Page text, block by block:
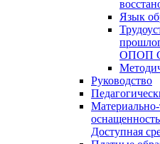
Язык
ОПОП
Руководство
Материально-
Доступная